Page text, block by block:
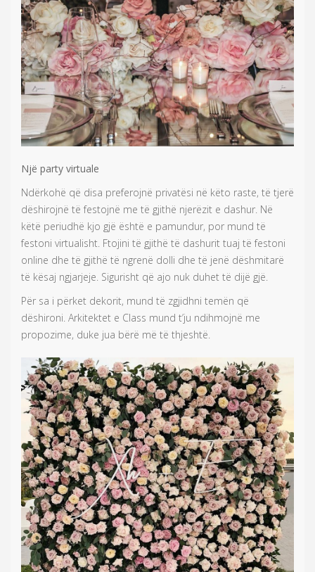
Një party virtuale
Ndërkohë që disa preferojnë privatësi në këto raste, të tjerë
dëshirojnë të festojnë me të gjithë njerëzit e dashur. Në
këtë periudhë kjo gjë është e pamundur, por mund të
festoni virtualisht. Ftojini të gjithë të dashurit tuaj të festoni
online dhe të gjithë të ngrenë dolli dhe të jenë dëshmitarë
të kësaj ngjarjeje. Sigurisht që ajo nuk duhet të dijë gjë.
Për sa i përket dekorit, mund të zgjidhni temën që
dëshironi. Arkitektet e Class mund t’ju ndihmojnë me
propozime, duke jua bërë më të thjeshtë.